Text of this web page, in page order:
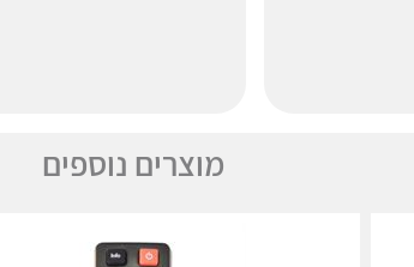
מוצרים נוספים